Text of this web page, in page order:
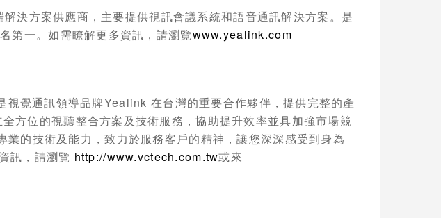
解決方案供應商，主要提供視訊會議系統和語音通訊解決方案。是
第一。如需瞭解更多資訊，請瀏覽www.yealink.com
視覺通訊領導品牌Yealink 在台灣的重要合作夥伴，提供完整的產
方位的視聽整合方案及技術服務，協助提升效率並具加強市場競
業的技術及能力，致力於服務客戶的精神，讓您深深感受到身為
訊，請瀏覽 http://www.vctech.com.tw或來